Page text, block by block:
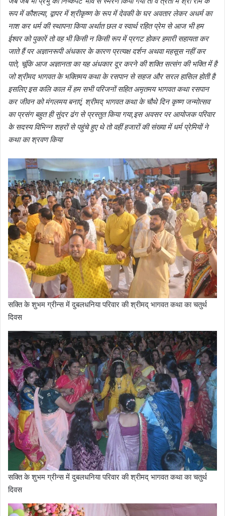
रूप में कौशल्या, द्वापर में श्रीकृष्ण के रूप में देवकी के घर अवतार लेकर अधर्म का
नाश कर धर्म की स्थापना किया अर्थात छल व स्वार्थ रहित प्रेम से आज भी हम
ईश्वर को पुकारें तो वह भी किसी न किसी रूप में प्रगट होकर हमारी सहायता कर
जाते हैं पर अज्ञानरूपी अंधकार के कारण प्रत्यक्ष दर्शन अथवा महसूस नहीं कर
पाते, चूंकि आज अज्ञानता का यह अंधकार दूर करने की शक्ति सत्संग की भक्ति में है
जो श्रीमद भागवत के भक्तिमय कथा के रसपान से सहज और सरल हासिल होती है
इसलिए इस कलि काल में हम सभी परिजनों सहित अमृतमय भागवत कथा रसपान
कर जीवन को मंगलमय बनाएं, श्रीमद् भागवत कथा के चौथे दिन कृष्ण जन्मोत्सव
का प्रसंग बहुत ही सुंदर ढंग से प्रस्तुत किया गया,इस अवसर पर आयोजक परिवार
के सदस्य विभिन्न शहरों से पहुंचे हुए थे तो वहीं हजारों की संख्या में धर्म प्रेमियों ने
कथा का श्रवण किया
सक्ति के शुभम ग्रीन्स में दुबलधनिया परिवार की श्रीमद् भागवत कथा का चतुर्थ
दिवस
सक्ति के शुभम ग्रीन्स में दुबलधनिया परिवार की श्रीमद् भागवत कथा का चतुर्थ
दिवस